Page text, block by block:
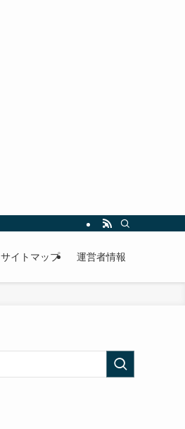
サイトマップ 運営者情報